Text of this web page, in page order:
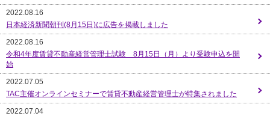
2022.08.16
日本経済新聞朝刊(8月15日)に広告を掲載しました
2022.08.16
令和4年度賃貸不動産経営管理士試験 8月15日（月）より受験申込を開
始
2022.07.05
TAC主催オンラインセミナーで賃貸不動産経営管理士が特集されました
2022.07.04